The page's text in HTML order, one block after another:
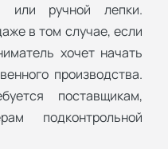
или ручной лепки.
в том случае, если
хочет начать
производства.
поставщикам,
подконтрольной